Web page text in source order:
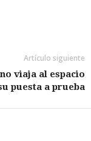
Artículo siguiente
viaja al espacio
puesta a prueba